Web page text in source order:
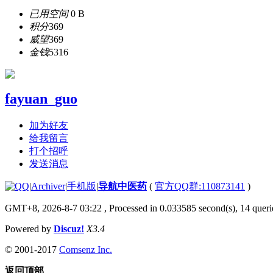
已用空间0 B
积分369
威望369
金钱5316
fayuan_guo
加为好友
给我留言
打个招呼
发送消息
|Archiver|手机版|导航中医药 ( 官方QQ群:110873141 )
GMT+8, 2026-8-7 03:22 , Processed in 0.033585 second(s), 14
Powered by Discuz! X3.4
© 2001-2017 Comsenz Inc.
返回顶部